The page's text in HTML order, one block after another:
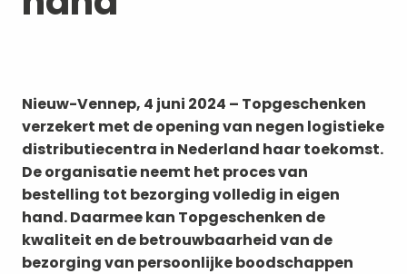
Nieuw-Vennep, 4 juni 2024 – Topgeschenken
verzekert met de opening van negen logistieke
distributiecentra in Nederland haar toekomst.
De organisatie neemt het proces van
bestelling tot bezorging volledig in eigen
hand. Daarmee kan Topgeschenken de
kwaliteit en de betrouwbaarheid van de
bezorging van persoonlijke boodschappen